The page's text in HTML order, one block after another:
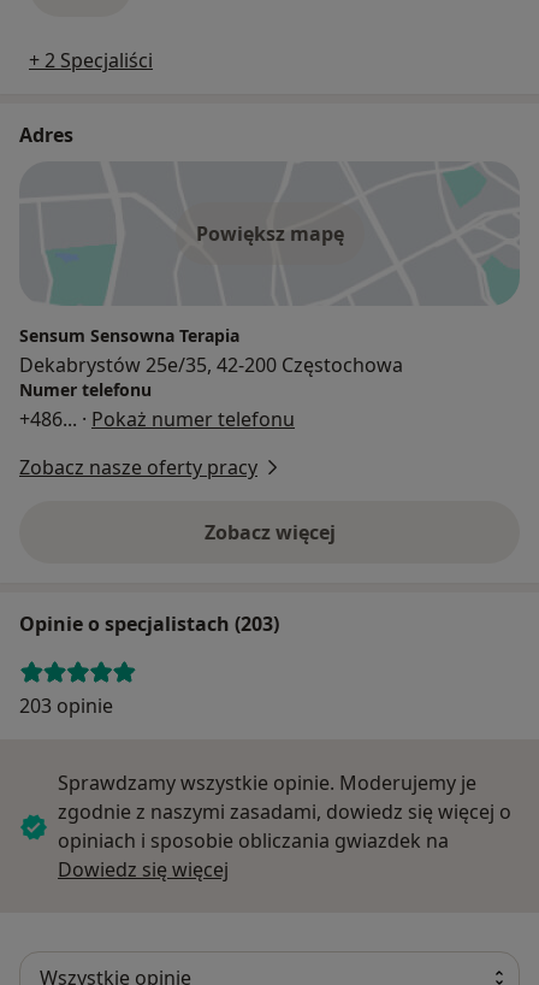
+ 2 Specjaliści
Adres
Powiększ mapę
Sensum Sensowna Terapia
Dekabrystów 25e/35, 42-200 Częstochowa
Numer telefonu
+486... · Pokaż numer telefonu
Zobacz nasze oferty pracy
Zobacz więcej
Opinie o specjalistach (203)
203 opinie
Sprawdzamy wszystkie opinie. Moderujemy je
zgodnie z naszymi zasadami, dowiedz się więcej o
opiniach i sposobie obliczania gwiazdek na
Dowiedz się więcej